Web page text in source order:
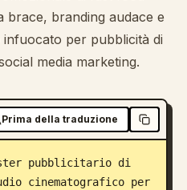
brace, branding audace e
per pubblicità di
media marketing.
Prima della traduzione
pubblicitario di